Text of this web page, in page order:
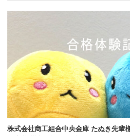
株式会社商工組合中央金庫 たぬき先